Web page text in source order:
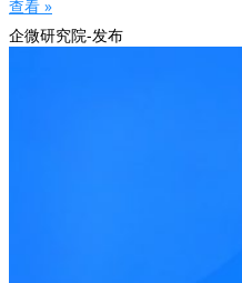
查看 »
企微研究院-发布